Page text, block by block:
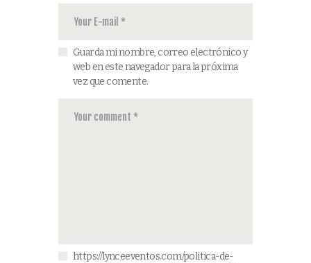
Guarda mi nombre, correo electrónico y
web en este navegador para la próxima
vez que comente.
https://lynceeventos.com/politica-de-